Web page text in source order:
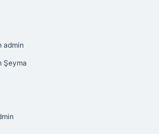
admin
Şeyma